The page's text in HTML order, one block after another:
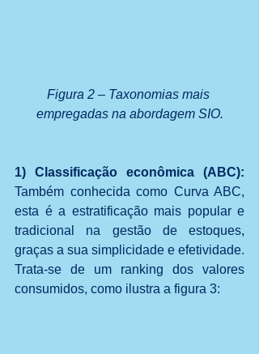
Figura 2 – Taxonomias mais
empregadas na abordagem SIO.
Também conhecida como Curva ABC,
esta é a estratificação mais popular e
tradicional na gestão de estoques,
graças a sua simplicidade e efetividade.
Trata-se de um ranking dos valores
consumidos, como ilustra a figura 3: